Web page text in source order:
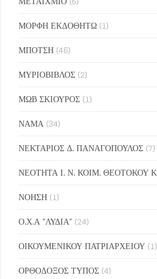
ΜΟΡΦΗ ΕΚΔΟΘΗΤΩ (1)
ΜΠΟΤΣΗ (46)
ΜΥΡΙΟΒΙΒΛΟΣ (2)
ΜΩΒ ΣΚΙΟΥΡΟΣ (1)
ΝΑΜΑ (34)
ΝΕΚΤΑΡΙΟΣ Δ. ΠΑΝΑΓΟΠΟΥΛΟΣ (7)
ΝΕΟΤΗΤΑ Ι. Ν. ΚΟΙΜ. ΘΕΟΤΟΚΟΥ
ΝΟΗΣΗ (1)
Ο.Χ.Α "ΛΥΔΙΑ" (24)
ΟΙΚΟΥΜΕΝΙΚΟΥ ΠΑΤΡΙΑΡΧΕΙΟΥ (1)
ΟΡΘΟΔΟΞΟΣ ΤΥΠΟΣ (4)